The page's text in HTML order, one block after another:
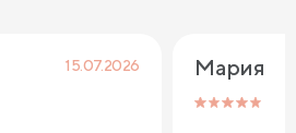
15.07.2026 Мария